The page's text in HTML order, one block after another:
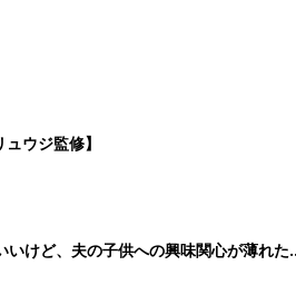
5 >